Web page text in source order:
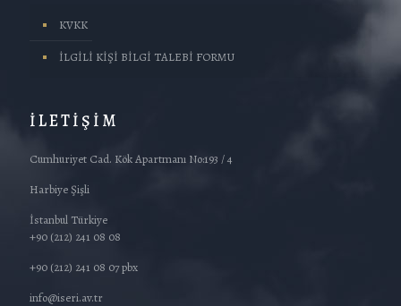
KVKK
İLGİLİ KİŞİ BİLGİ TALEBİ FORMU
İLETİŞİM
Cumhuriyet Cad. Kök Apartmanı No:193 / 4
Harbiye Şişli
İstanbul Türkiye
+90 (212) 241 08 08
+90 (212) 241 08 07 pbx
info@iseri.av.tr